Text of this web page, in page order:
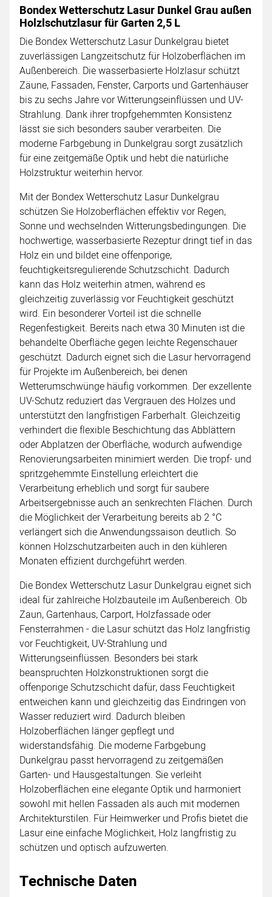
Bondex Wetterschutz Lasur Dunkel Grau außen
Holzlschutzlasur für Garten 2,5 L
Die Bondex Wetterschutz Lasur Dunkelgrau bietet
zuverlässigen Langzeitschutz für Holzoberflächen im
Außenbereich. Die wasserbasierte Holzlasur schützt
Zäune, Fassaden, Fenster, Carports und Gartenhäuser
bis zu sechs Jahre vor Witterungseinflüssen und UV-
Strahlung. Dank ihrer tropfgehemmten Konsistenz
lässt sie sich besonders sauber verarbeiten. Die
moderne Farbgebung in Dunkelgrau sorgt zusätzlich
für eine zeitgemäße Optik und hebt die natürliche
Holzstruktur weiterhin hervor.
Mit der Bondex Wetterschutz Lasur Dunkelgrau
schützen Sie Holzoberflächen effektiv vor Regen,
Sonne und wechselnden Witterungsbedingungen. Die
hochwertige, wasserbasierte Rezeptur dringt tief in das
Holz ein und bildet eine offenporige,
feuchtigkeitsregulierende Schutzschicht. Dadurch
kann das Holz weiterhin atmen, während es
gleichzeitig zuverlässig vor Feuchtigkeit geschützt
wird. Ein besonderer Vorteil ist die schnelle
Regenfestigkeit. Bereits nach etwa 30 Minuten ist die
behandelte Oberfläche gegen leichte Regenschauer
geschützt. Dadurch eignet sich die Lasur hervorragend
für Projekte im Außenbereich, bei denen
Wetterumschwünge häufig vorkommen. Der exzellente
UV-Schutz reduziert das Vergrauen des Holzes und
unterstützt den langfristigen Farberhalt. Gleichzeitig
verhindert die flexible Beschichtung das Abblättern
oder Abplatzen der Oberfläche, wodurch aufwendige
Renovierungsarbeiten minimiert werden. Die tropf- und
spritzgehemmte Einstellung erleichtert die
Verarbeitung erheblich und sorgt für saubere
Arbeitsergebnisse auch an senkrechten Flächen. Durch
die Möglichkeit der Verarbeitung bereits ab 2 °C
verlängert sich die Anwendungssaison deutlich. So
können Holzschutzarbeiten auch in den kühleren
Monaten effizient durchgeführt werden.
Die Bondex Wetterschutz Lasur Dunkelgrau eignet sich
ideal für zahlreiche Holzbauteile im Außenbereich. Ob
Zaun, Gartenhaus, Carport, Holzfassade oder
Fensterrahmen - die Lasur schützt das Holz langfristig
vor Feuchtigkeit, UV-Strahlung und
Witterungseinflüssen. Besonders bei stark
beanspruchten Holzkonstruktionen sorgt die
offenporige Schutzschicht dafür, dass Feuchtigkeit
entweichen kann und gleichzeitig das Eindringen von
Wasser reduziert wird. Dadurch bleiben
Holzoberflächen länger gepflegt und
widerstandsfähig. Die moderne Farbgebung
Dunkelgrau passt hervorragend zu zeitgemäßen
Garten- und Hausgestaltungen. Sie verleiht
Holzoberflächen eine elegante Optik und harmoniert
sowohl mit hellen Fassaden als auch mit modernen
Architekturstilen. Für Heimwerker und Profis bietet die
Lasur eine einfache Möglichkeit, Holz langfristig zu
schützen und optisch aufzuwerten.
Technische Daten